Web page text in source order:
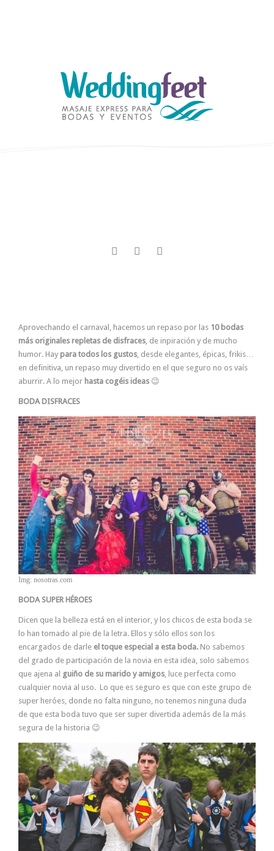
  
Aprovechando el carnaval, hacemos un repaso por las 10 bodas
más originales repletas de disfraces, de inpiración y de mucho
humor. Hay para todos los gustos, desde elegantes, épicas, frikis…
en definitiva, un repaso muy divertido en el que seguro no os vaís
aburrir. A lo mejor hasta cogéis ideas 😉
BODA DISFRACES
Img: nosotras.com
BODA SUPER HÉROES
Dicen que la belleza está en el interior, y los chicos de esta boda se
lo han tomado al pie de la letra. Ellos y sólo ellos son los
encargados de darle el toque especial a esta boda. No sabemos
del grado de participación de la novia en esta idea, solo sabemos
que ajena al guiño de su marido y amigos , luce perfecta como
cualquier novia al uso. Lo que es seguro es que con este grupo de
super heróes, donde no falta ninguno, no tenemos ninguna duda
de que esta boda tuvo que ser super divertida además de la más
segura de la historia 😉